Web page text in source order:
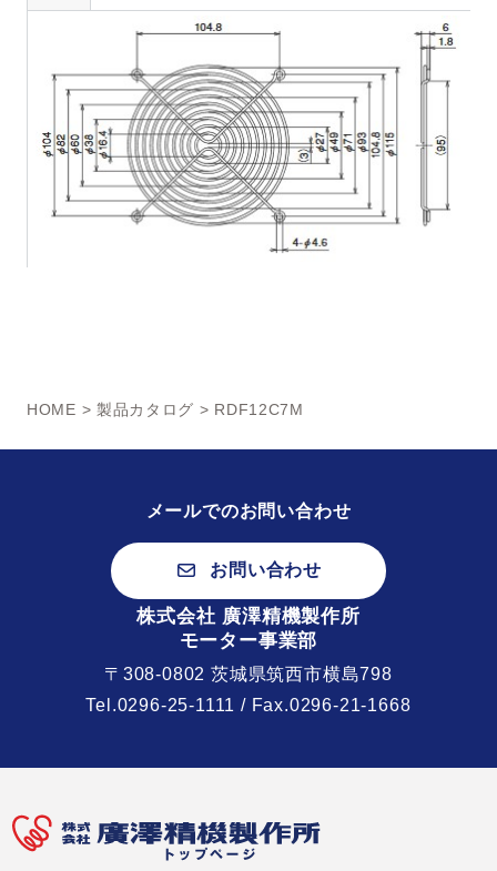
HOME > 製品カタログ > RDF12C7M
メールでのお問い合わせ
お問い合わせ
株式会社 廣澤精機製作所
モーター事業部
〒308-0802 茨城県筑西市横島798
Tel.0296-25-1111 / Fax.0296-21-1668